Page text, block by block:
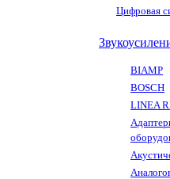
Цифровая
BIAMP
BOSCH
LINEA